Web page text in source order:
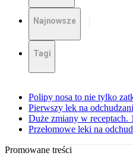
Najnowsze
Tagi
Polipy nosa to nie tylko
Pierwszy lek na
Duże zmiany w receptach.
Przełomowe leki na
Promowane treści